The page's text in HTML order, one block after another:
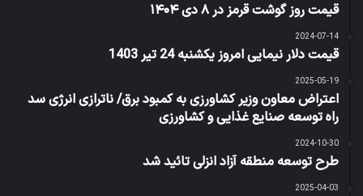
قیمت روز گوشت قرمز در ۸ دی ۱۴۰۴
2024-07-14
قیمت دلار نیمایی امروز یکشنبه 24 تیر 1403
2025-05-19
اعتراض معاون وزیر کشاورزی به کمبود برق/ ناترازی انرژی سد
راه توسعه صنایع غذایی و‌ کشاورزی
2024-10-30
طرح توسعه منطقه آزاد انزلی تائید شد
2025-04-03